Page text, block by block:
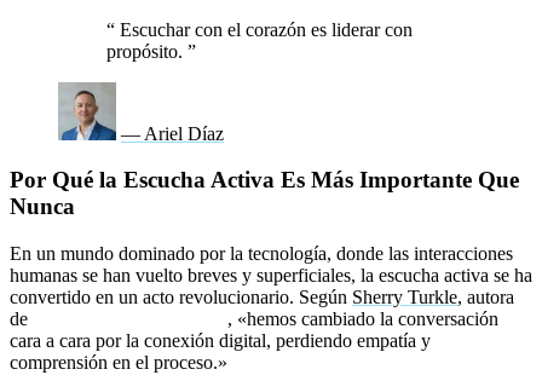
“ Escuchar con el corazón es liderar con
propósito. ”
— Ariel Díaz
Por Qué la Escucha Activa Es Más Importante Que
Nunca
En un mundo dominado por la tecnología, donde las interacciones
humanas se han vuelto breves y superficiales, la escucha activa se ha
convertido en un acto revolucionario. Según Sherry Turkle, autora
de
, «hemos cambiado la conversación
cara a cara por la conexión digital, perdiendo empatía y
comprensión en el proceso.»